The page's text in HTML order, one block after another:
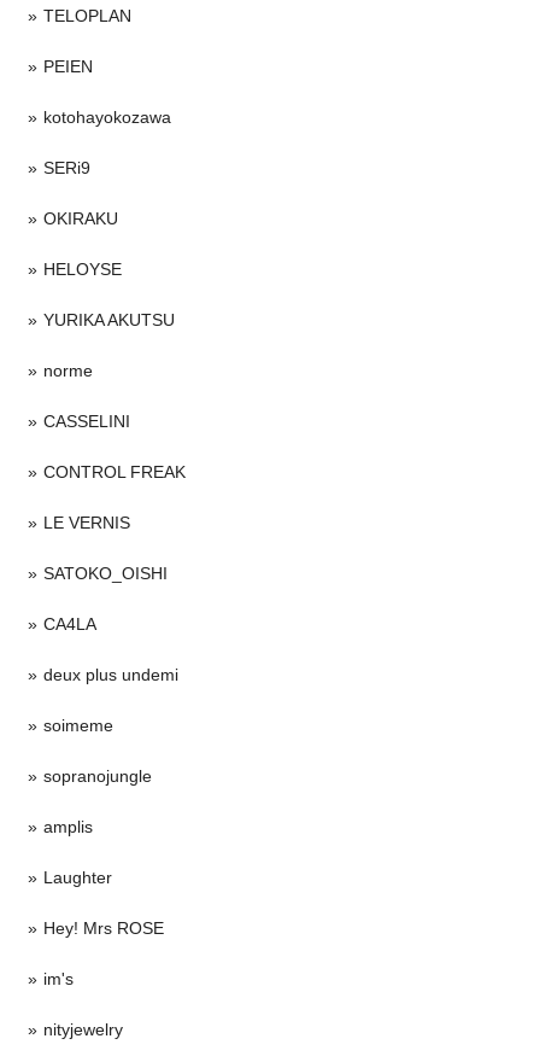
TELOPLAN
PEIEN
kotohayokozawa
SERi9
OKIRAKU
HELOYSE
YURIKA AKUTSU
norme
CASSELINI
CONTROL FREAK
LE VERNIS
SATOKO_OISHI
CA4LA
deux plus undemi
soimeme
sopranojungle
amplis
Laughter
Hey! Mrs ROSE
im's
nityjewelry